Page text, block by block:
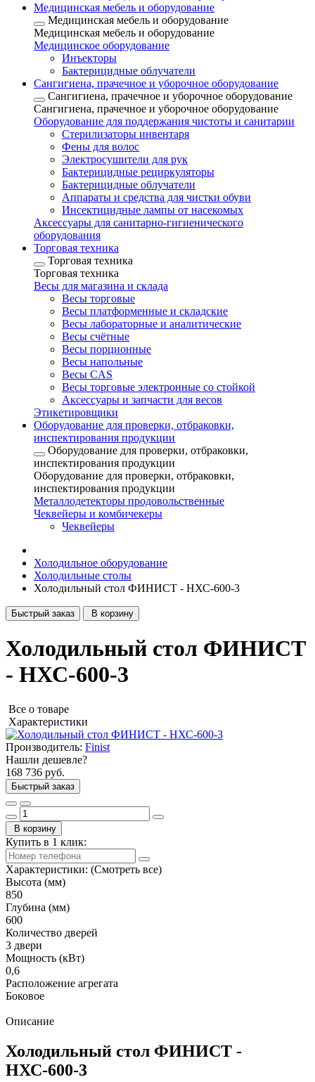
Медицинская мебель и оборудование
Медицинская мебель и оборудование
Медицинская мебель и оборудование
Медицинское оборудование
Инъекторы
Бактерицидные облучатели
Сангигиена, прачечное и уборочное оборудование
Сангигиена, прачечное и уборочное оборудование
Сангигиена, прачечное и уборочное оборудование
Оборудование для поддержания чистоты и санитарии
Стерилизаторы инвентаря
Фены для волос
Электросушители для рук
Бактерицидные рециркуляторы
Бактерицидные облучатели
Аппараты и средства для чистки обуви
Инсектицидные лампы от насекомых
Аксессуары для санитарно-гигиенического
оборудования
Торговая техника
Торговая техника
Торговая техника
Весы для магазина и склада
Весы торговые
Весы платформенные и складские
Весы лабораторные и аналитические
Весы счётные
Весы порционные
Весы напольные
Весы CAS
Весы торговые электронные со стойкой
Аксессуары и запчасти для весов
Этикетировщики
Оборудование для проверки, отбраковки,
инспектирования продукции
Оборудование для проверки, отбраковки,
инспектирования продукции
Оборудование для проверки, отбраковки,
инспектирования продукции
Металлодетекторы продовольственные
Чеквейеры и комбичекеры
Чеквейеры
Холодильное оборудование
Холодильные столы
Холодильный стол ФИНИСТ - НХС-600-3
Быстрый заказ В корзину
Холодильный стол ФИНИСТ
- НХС-600-3
Все о товаре
Характеристики
Производитель: Finist
Нашли дешевле?
168 736 руб.
Быстрый заказ
В корзину
Купить в 1 клик:
Характеристики: (Смотреть все)
Высота (мм)
850
Глубина (мм)
600
Количество дверей
3 двери
Мощность (кВт)
0,6
Расположение агрегата
Боковое
Описание
Холодильный стол ФИНИСТ -
НХС-600-3